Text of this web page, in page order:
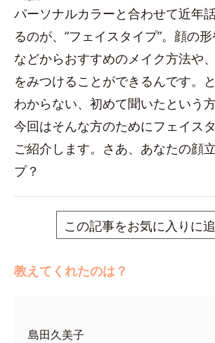
パーソナルカラーと合わせて近年
るのが、“フェイスタイプ”。顔の
などからおすすめのメイク方法や
をみつけることができるんです。
わからない、初めて聞いたという
今回はそんな方のためにフェイス
ご紹介します。さあ、あなたの顔
プ？
この記事をお気に入りに
教えてくれたのは？
島田久美子